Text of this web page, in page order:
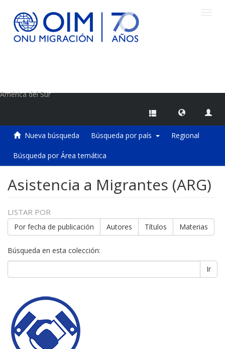
América del Sur
Nueva búsqueda Búsqueda por país Regional
Búsqueda por Área temática
Asistencia a Migrantes (ARG)
LISTAR POR
Por fecha de publicación Autores Títulos Materias
Búsqueda en esta colección:
Ir